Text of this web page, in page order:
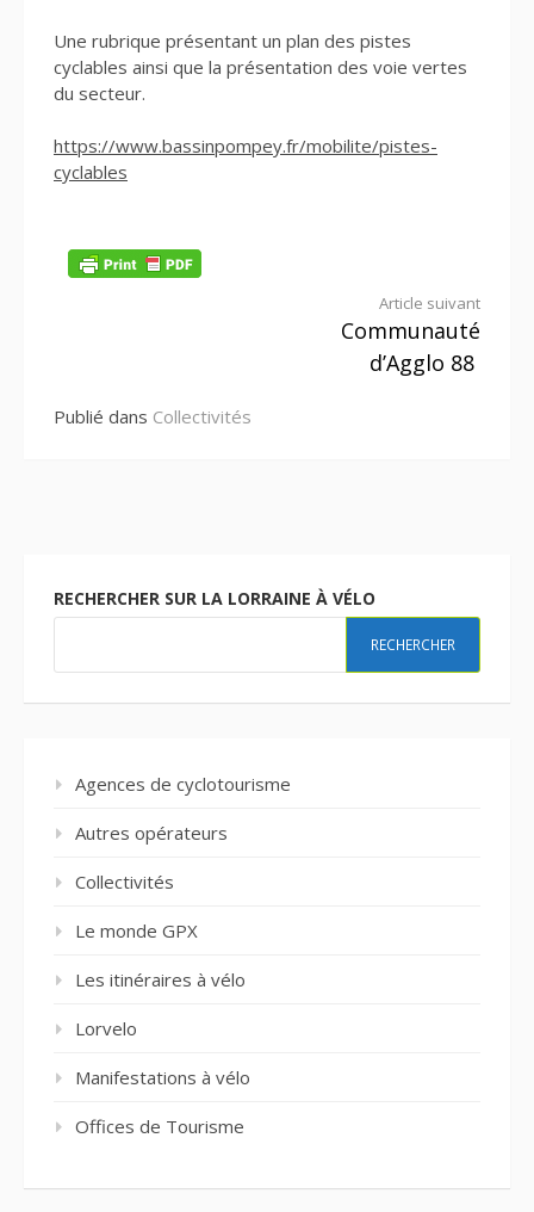
Une rubrique présentant un plan des pistes
cyclables ainsi que la présentation des voie vertes
du secteur.
https://www.bassinpompey.fr/mobilite/pistes-
cyclables
Article suivant
Communauté
d’Agglo 88
Publié dans Collectivités
RECHERCHER SUR LA LORRAINE À VÉLO
RECHERCHER
Agences de cyclotourisme
Autres opérateurs
Collectivités
Le monde GPX
Les itinéraires à vélo
Lorvelo
Manifestations à vélo
Offices de Tourisme